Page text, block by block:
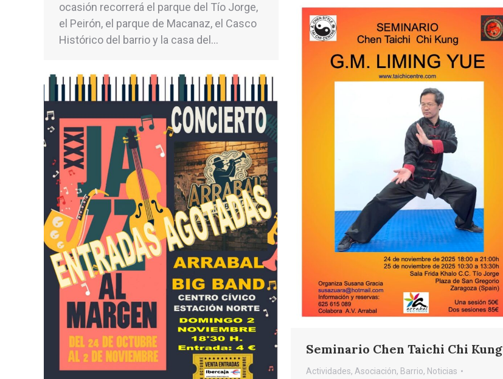
ocasión recorrerá el parque del Tío Jorge,
el Peirón, el parque de Macanaz, el Casco
Histórico del barrio y la casa del…
Seminario Chen Taichi Chi Kung
Actividades, Asociación, Barrio, Noticias